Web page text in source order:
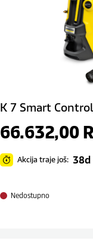
K 7 Smart
66.632,00
Akcija traje još: 38d
Nedostupno